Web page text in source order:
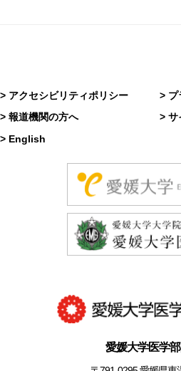
愛媛大学医学
> アクセシビリティポリシー
> プ
> 報道機関の方へ
> サ
> English